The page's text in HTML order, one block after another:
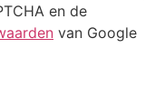
en de
van Google